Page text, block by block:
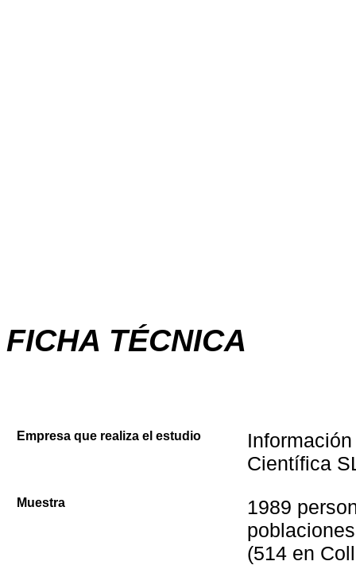
FICHA TÉCNICA
Empresa que realiza el estudio
Científica
Muestra
1989
(514 en